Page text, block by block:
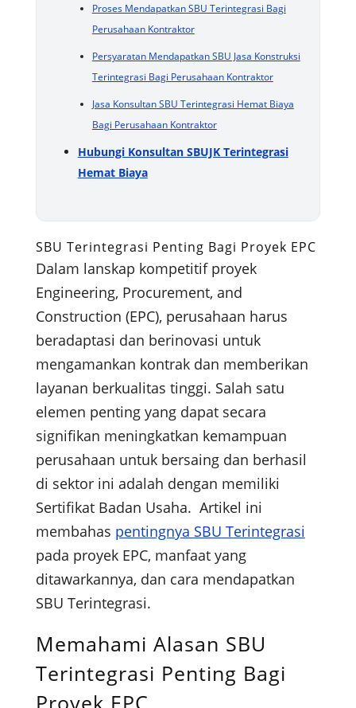
Proses Mendapatkan SBU Terintegrasi Bagi
Perusahaan Kontraktor
Persyaratan Mendapatkan SBU Jasa Konstruksi
Terintegrasi Bagi Perusahaan Kontraktor
Jasa Konsultan SBU Terintegrasi Hemat Biaya
Bagi Perusahaan Kontraktor
Hubungi Konsultan SBUJK Terintegrasi
Hemat Biaya
SBU Terintegrasi Penting Bagi Proyek EPC
Dalam lanskap kompetitif proyek
Engineering, Procurement, and
Construction (EPC), perusahaan harus
beradaptasi dan berinovasi untuk
mengamankan kontrak dan memberikan
layanan berkualitas tinggi. Salah satu
elemen penting yang dapat secara
signifikan meningkatkan kemampuan
perusahaan untuk bersaing dan berhasil
di sektor ini adalah dengan memiliki
Sertifikat Badan Usaha. Artikel ini
membahas pentingnya SBU Terintegrasi
pada proyek EPC, manfaat yang
ditawarkannya, dan cara mendapatkan
SBU Terintegrasi.
Memahami Alasan SBU
Terintegrasi Penting Bagi
Proyek EPC